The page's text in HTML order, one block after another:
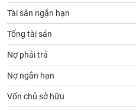
Tài sản ngắn hạn
Tổng tài sản
Nợ phải trả
Nợ ngắn hạn
Vốn chủ sở hữu
đầu
tư
Truyền
thông